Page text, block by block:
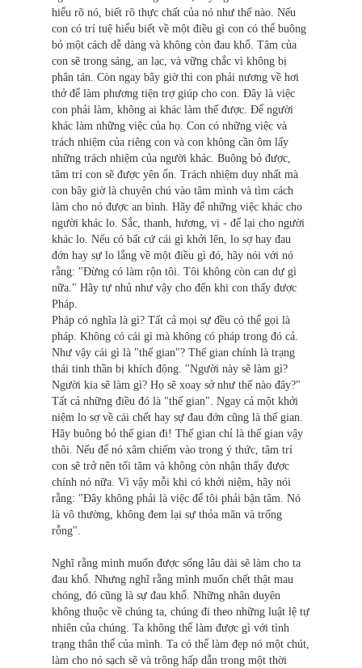
hiểu rõ nó, biết rõ thực chất của nó như thế nào. Nếu
con có trí tuệ hiểu biết về một điều gì con có thể buông
bỏ một cách dễ dàng và không còn đau khổ. Tâm của
con sẽ trong sáng, an lạc, và vững chắc vì không bị
phân tán. Còn ngay bây giờ thì con phải nương về hơi
thở để làm phương tiện trợ giúp cho con. Ðây là việc
con phải làm, không ai khác làm thế được. Ðể người
khác làm những việc của họ. Con có những việc và
trách nhiệm của riêng con và con không cần ôm lấy
những trách nhiệm của người khác. Buông bỏ được,
tâm trí con sẽ được yên ổn. Trách nhiệm duy nhất mà
con bây giờ là chuyên chú vào tâm mình và tìm cách
làm cho nó được an bình. Hãy để những việc khác cho
người khác lo. Sắc, thanh, hương, vị - để lại cho người
khác lo. Nếu có bất cứ cái gì khởi lên, lo sợ hay đau
đớn hay sự lo lắng về một điều gì đó, hãy nói với nó
rằng: "Ðừng có làm rộn tôi. Tôi không còn can dự gì
nữa." Hãy tự nhủ như vậy cho đến khi con thấy được
Pháp.
Pháp có nghĩa là gì? Tất cả mọi sự đều có thể gọi là
pháp. Không có cái gì mà không có pháp trong đó cả.
Như vậy cái gì là "thế gian"? Thế gian chính là trạng
thái tinh thần bị khích động. "Người này sẽ làm gì?
Người kia sẽ làm gì? Họ sẽ xoay sở như thế nào đây?"
Tất cả những điều đó là "thế gian". Ngay cả một khởi
niệm lo sợ về cái chết hay sự đau đớn cũng là thế gian.
Hãy buông bỏ thế gian đi! Thế gian chỉ là thế gian vậy
thôi. Nếu để nó xâm chiếm vào trong ý thức, tâm trí
con sẽ trở nên tối tăm và không còn nhận thấy được
chính nó nữa. Vì vậy mỗi khi có khởi niệm, hãy nói
rằng: "Ðây không phải là việc để tôi phải bận tâm. Nó
là vô thường, không đem lại sự thỏa mãn và trống
rỗng".
Nghĩ rằng mình muốn được sống lâu dài sẽ làm cho ta
đau khổ. Nhưng nghĩ rằng mình muốn chết thật mau
chóng, đó cũng là sự đau khổ. Những nhân duyên
không thuộc về chúng ta, chúng đi theo những luật lệ tự
nhiên của chúng. Ta không thể làm được gì với tình
trạng thân thể của mình. Ta có thể làm đẹp nó một chút,
làm cho nó sạch sẽ và trông hấp dẫn trong một thời